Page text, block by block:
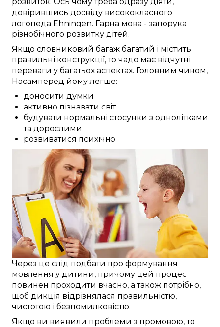
довірившись досвіду висококласного
логопеда Ehningen. Гарна мова - запорука
різнобічного розвитку дітей.
Якщо словниковий багаж багатий і містить
правильні конструкції, то чадо має відчутні
переваги у багатьох аспектах. Головним чином,
Насамперед йомулегше:
доносити думки
активно пізнавати світ
будувати нормальні стосунки з однолітками
та дорослими
розвиватися психічно
Через це слід подбати про формування
мовлення у дитини, причому цей процес
повинен проходити вчасно, а також потрібно,
щоб дикція відрізнялася правильністю,
чистотою і безпомилковістю.
Якщо ви виявили проблеми з промовою, то